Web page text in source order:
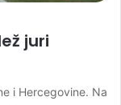
juri
i Hercegovine. Na